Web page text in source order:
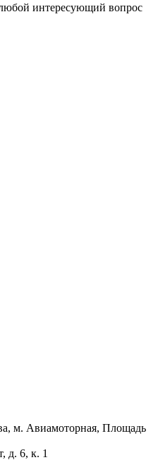
интересующий вопрос
м. Авиамоторная, Площадь
д. 6, к. 1